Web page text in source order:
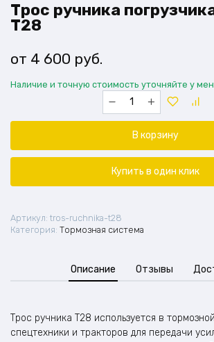
Трос ручника
Т28
4 600 руб.
Наличие и точную стоимость уточняйте у
Количество
товара
Трос
ручника
RedStar
Т28
В корзину
Купить в один клик
Артикул: tros-ruchnika-t28
Категория: Тормозная система
Описание Отзывы
Трос ручника Т28 используется в
спецтехники и тракторов для передачи